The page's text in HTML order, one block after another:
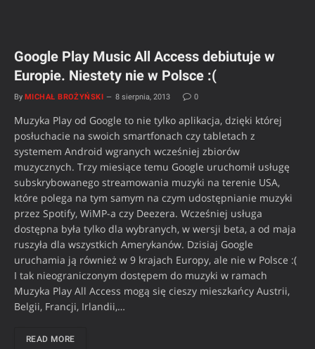
Google Play Music All Access debiutuje w
Europie. Niestety nie w Polsce :(
By MICHAŁ BROŻYŃSKI 8 sierpnia, 2013 0
Muzyka Play od Google to nie tylko aplikacja, dzięki której
posłuchacie na swoich smartfonach czy tabletach z
systemem Android wgranych wcześniej zbiorów
muzycznych. Trzy miesiące temu Google uruchomił usługę
subskrybowanego streamowania muzyki na terenie USA,
które polega na tym samym na czym udostępnianie muzyki
przez Spotify, WiMP-a czy Deezera. Wcześniej usługa
dostępna była tylko dla wybranych, w wersji beta, a od maja
ruszyła dla wszystkich Amerykanów. Dzisiaj Google
uruchamia ją również w 9 krajach Europy, ale nie w Polsce :(
I tak nieograniczonym dostępem do muzyki w ramach
Muzyka Play All Access mogą się cieszy mieszkańcy Austrii,
Belgii, Francji, Irlandii,…
READ MORE